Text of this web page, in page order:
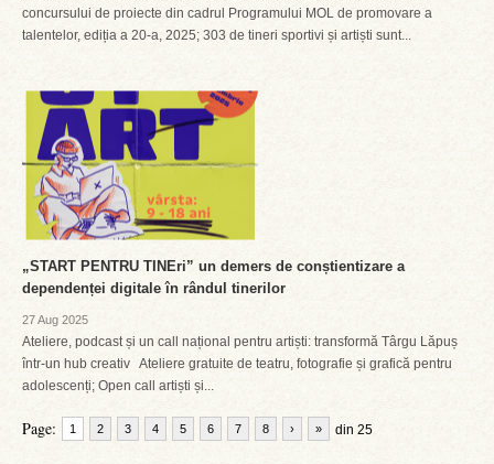
concursului de proiecte din cadrul Programului MOL de promovare a
talentelor, ediția a 20-a, 2025; 303 de tineri sportivi și artiști sunt...
„START PENTRU TINEri” un demers de conștientizare a
dependenței digitale în rândul tinerilor
27 Aug 2025
Ateliere, podcast și un call național pentru artiști: transformă Târgu Lăpuș
într-un hub creativ Ateliere gratuite de teatru, fotografie și grafică pentru
adolescenți; Open call artiști și...
Page: 1 2 3 4 5 6 7 8 din 25
› »